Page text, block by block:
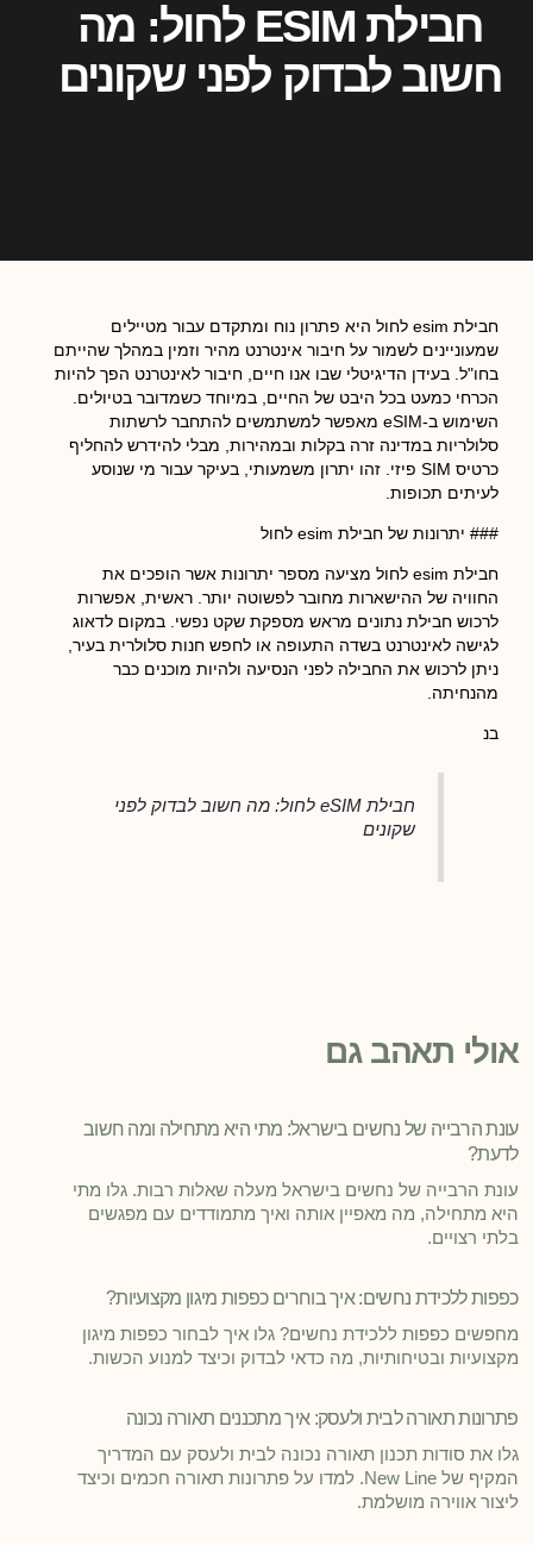
חבילת ESIM לחול: מה
חשוב לבדוק לפני שקונים
חבילת esim לחול היא פתרון נוח ומתקדם עבור מטיילים
שמעוניינים לשמור על חיבור אינטרנט מהיר וזמין במהלך שהייתם
בחו"ל. בעידן הדיגיטלי שבו אנו חיים, חיבור לאינטרנט הפך להיות
הכרחי כמעט בכל היבט של החיים, במיוחד כשמדובר בטיולים.
השימוש ב-eSIM מאפשר למשתמשים להתחבר לרשתות
סלולריות במדינה זרה בקלות ובמהירות, מבלי להידרש להחליף
כרטיס SIM פיזי. זהו יתרון משמעותי, בעיקר עבור מי שנוסע
לעיתים תכופות.
### יתרונות של חבילת esim לחול
חבילת esim לחול מציעה מספר יתרונות אשר הופכים את
החוויה של ההישארות מחובר לפשוטה יותר. ראשית, אפשרות
לרכוש חבילת נתונים מראש מספקת שקט נפשי. במקום לדאוג
לגישה לאינטרנט בשדה התעופה או לחפש חנות סלולרית בעיר,
ניתן לרכוש את החבילה לפני הנסיעה ולהיות מוכנים כבר
מהנחיתה.
בנ
חבילת eSIM לחול: מה חשוב לבדוק לפני
שקונים
אולי תאהב גם
עונת הרבייה של נחשים בישראל: מתי היא מתחילה ומה חשוב
לדעת?
עונת הרבייה של נחשים בישראל מעלה שאלות רבות. גלו מתי
היא מתחילה, מה מאפיין אותה ואיך מתמודדים עם מפגשים
בלתי רצויים.
כפפות ללכידת נחשים: איך בוחרים כפפות מיגון מקצועיות?
מחפשים כפפות ללכידת נחשים? גלו איך לבחור כפפות מיגון
מקצועיות ובטיחותיות, מה כדאי לבדוק וכיצד למנוע הכשות.
פתרונות תאורה לבית ולעסק: איך מתכננים תאורה נכונה
גלו את סודות תכנון תאורה נכונה לבית ולעסק עם המדריך
המקיף של New Line. למדו על פתרונות תאורה חכמים וכיצד
ליצור אווירה מושלמת.